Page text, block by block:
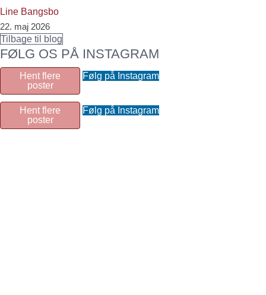
Line Bangsbo
22. maj 2026
Tilbage til blog
FØLG OS PÅ INSTAGRAM
Hent flere
poster
Følg på Instagram
Hent flere
poster
Følg på Instagram